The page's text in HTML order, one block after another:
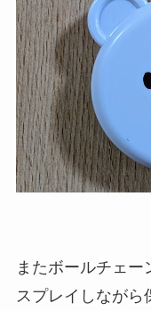
またボールチェー
スプレイしながら